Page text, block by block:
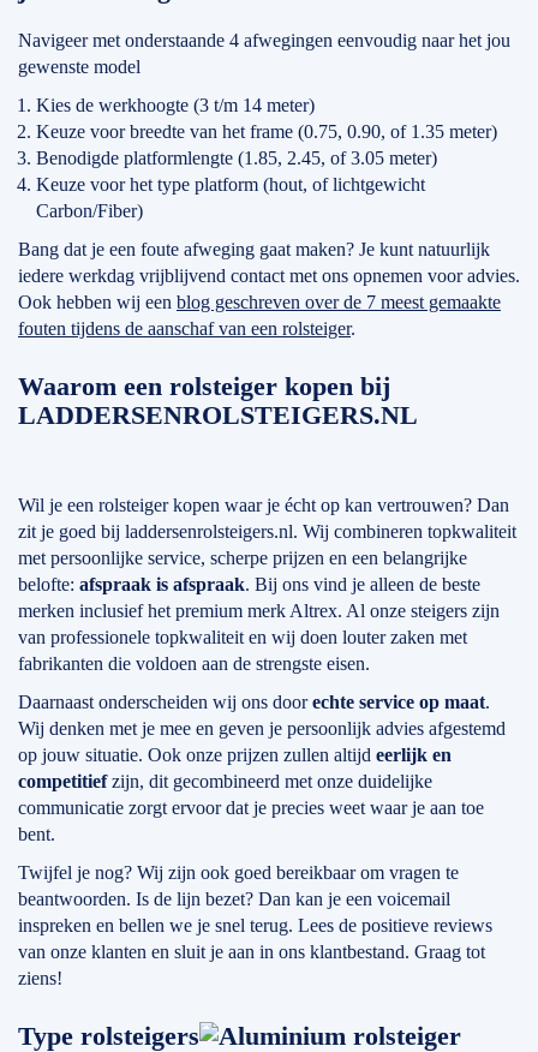
Navigeer met onderstaande 4 afwegingen eenvoudig naar het jou
gewenste model
Kies de werkhoogte (3 t/m 14 meter)
Keuze voor breedte van het frame (0.75, 0.90, of 1.35 meter)
Benodigde platformlengte (1.85, 2.45, of 3.05 meter)
Keuze voor het type platform (hout, of lichtgewicht
Carbon/Fiber)
Bang dat je een foute afweging gaat maken? Je kunt natuurlijk
iedere werkdag vrijblijvend contact met ons opnemen voor advies.
Ook hebben wij een blog geschreven over de 7 meest gemaakte
fouten tijdens de aanschaf van een rolsteiger.
Waarom een rolsteiger kopen bij
LADDERSENROLSTEIGERS.NL
Wil je een rolsteiger kopen waar je écht op kan vertrouwen? Dan
zit je goed bij laddersenrolsteigers.nl. Wij combineren topkwaliteit
met persoonlijke service, scherpe prijzen en een belangrijke
belofte: afspraak is afspraak. Bij ons vind je alleen de beste
merken inclusief het premium merk Altrex. Al onze steigers zijn
van professionele topkwaliteit en wij doen louter zaken met
fabrikanten die voldoen aan de strengste eisen.
Daarnaast onderscheiden wij ons doorechte service op maat.
Wij denken met je mee en geven je persoonlijk advies afgestemd
op jouw situatie. Ook onze prijzen zullen altijd eerlijk en
competitiefzijn, dit gecombineerd met onze duidelijke
communicatie zorgt ervoor dat je precies weet waar je aan toe
bent.
Twijfel je nog? Wij zijn ook goed bereikbaar om vragen te
beantwoorden. Is de lijn bezet? Dan kan je een voicemail
inspreken en bellen we je snel terug. Lees de positieve reviews
van onze klanten en sluit je aan in ons klantbestand. Graag tot
ziens!
Type rolsteigers